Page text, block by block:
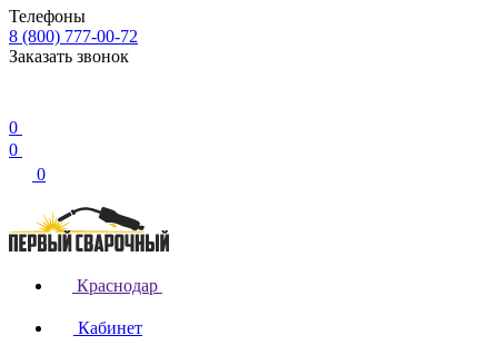
Телефоны
8 (800) 777-00-72
Заказать звонок
0
0
0
Краснодар
Кабинет